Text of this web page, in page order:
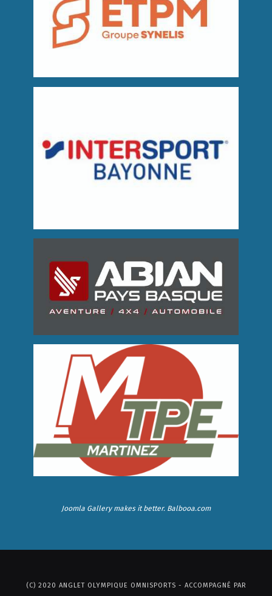
Joomla Gallerymakes it better. Balbooa.com
(C) 2020 ANGLET OLYMPIQUE OMNISPORTS - ACCOMPAGNÉ PAR